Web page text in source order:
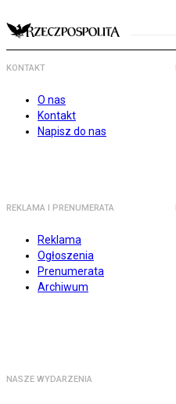
KONTAKT
O nas
Kontakt
Napisz do nas
REKLAMA I PRENUMERATA
Reklama
Ogłoszenia
Prenumerata
Archiwum
NASZE WYDARZENIA